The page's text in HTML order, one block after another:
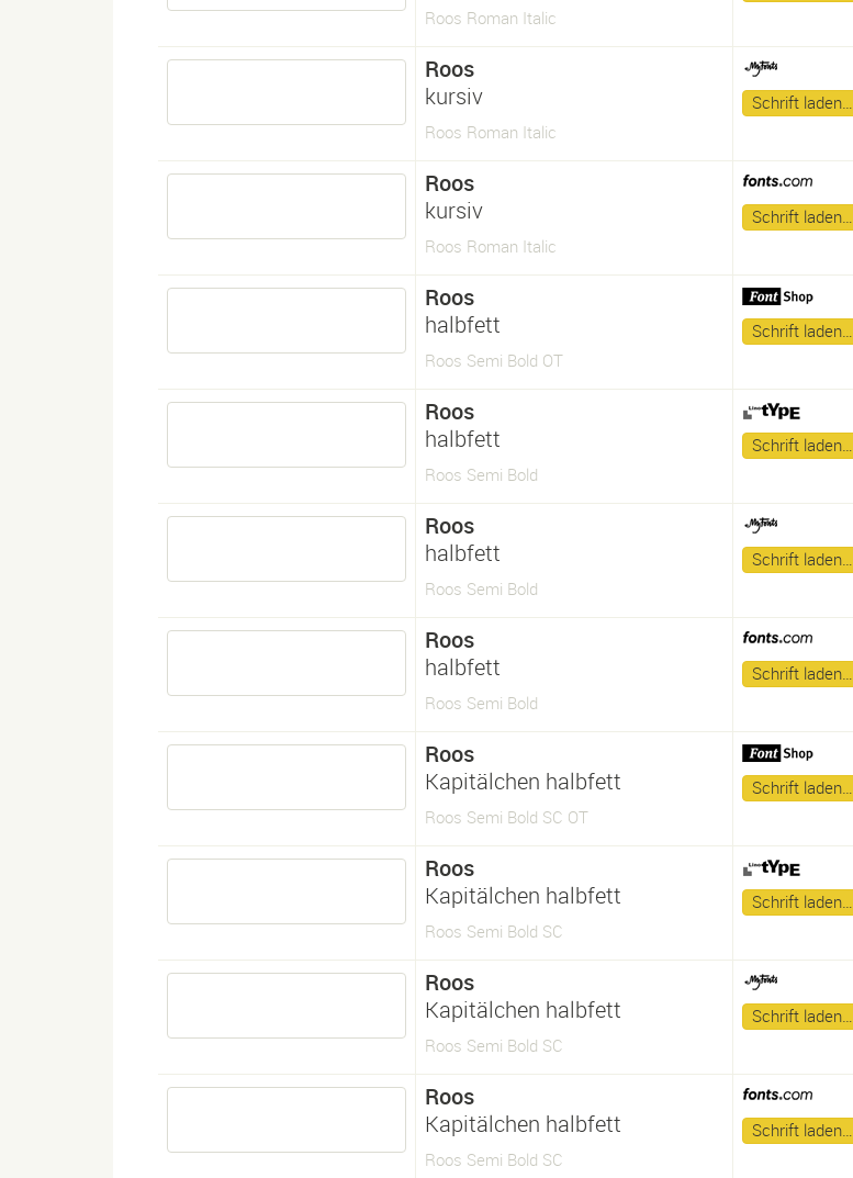
Roos Roman Italic
Roos
kursiv
Roos Roman Italic
Schrift laden…
Roos
kursiv
Roos Roman Italic
Schrift laden…
Roos
halbfett
Roos Semi Bold OT
Schrift laden…
Roos
halbfett
Roos Semi Bold
Schrift laden…
Roos
halbfett
Roos Semi Bold
Schrift laden…
Roos
halbfett
Roos Semi Bold
Schrift laden…
Roos
Kapitälchen halbfett
Roos Semi Bold SC OT
Schrift laden…
Roos
Kapitälchen halbfett
Roos Semi Bold SC
Schrift laden…
Roos
Kapitälchen halbfett
Roos Semi Bold SC
Schrift laden…
Roos
Kapitälchen halbfett
Roos Semi Bold SC
Schrift laden…